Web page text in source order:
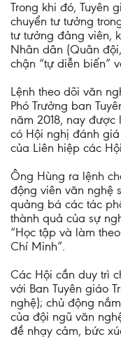
Trong khi đó, Tuyên
chuyển tư tưởng
tư tưởng đảng viên,
Nhân dân (Quân
chận “tự diễn biến”
Lệnh theo dõi văn
Phó Trưởng ban
năm 2018, nay
có Hội nghị đánh
của Liên hiệp các
Ông Hùng ra lệnh
động viên văn nghệ
quảng bá các tác
thành quả của sự
“Học tập và làm
Chí Minh”.
Các Hội cần duy trì
với Ban Tuyên giáo
nghệ); chủ động
của đội ngũ văn
đề nhạy cảm, bức